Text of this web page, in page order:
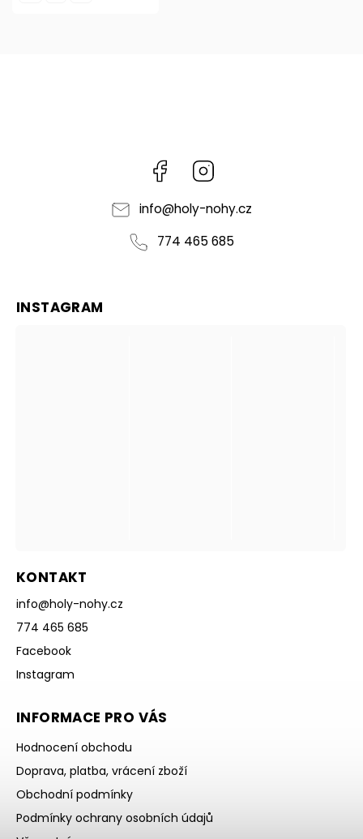
Facebook
info@holy-nohy.cz
774 465 685
KONTAKT
info@holy-nohy.cz
774 465 685
Facebook
Instagram
INFORMACE PRO VÁS
Hodnocení obchodu
Doprava, platba, vrácení zboží
Obchodní podmínky
Podmínky ochrany osobních údajů
INSTAGRAM